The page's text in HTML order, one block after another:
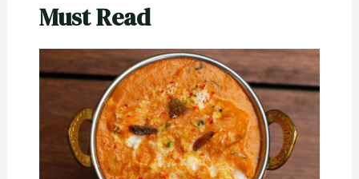
Must Read